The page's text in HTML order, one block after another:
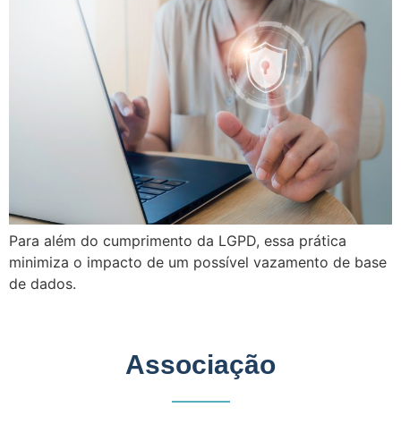
Para além do cumprimento da LGPD, essa prática
minimiza o impacto de um possível vazamento de base
de dados.
Associação